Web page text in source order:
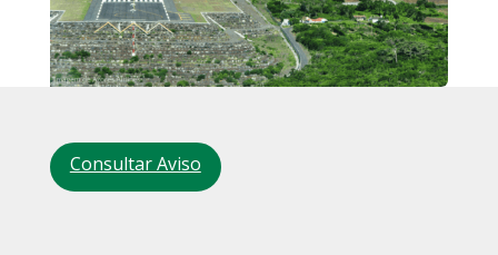
Consultar Aviso